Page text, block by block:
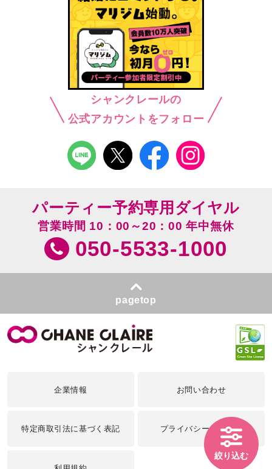
シャンクレールの
公式アカウントをフォロー
絞り込む
パーティー予約専用ダイヤル
営業時間 10：00～20：00 年中無休
050-5533-1000
pagetop
企業情報 お問い合わせ
特定商取引法に基づく表記 プライバシーポリシー